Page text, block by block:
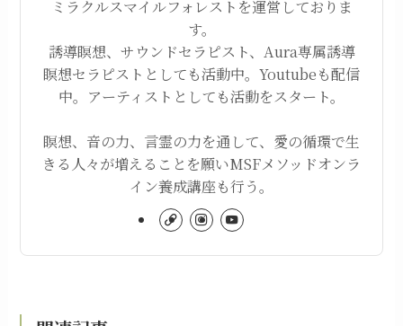
ミラクルスマイルフォレストを運営しておりま
す。
誘導瞑想、サウンドセラピスト、Aura専属誘導
瞑想セラピストとしても活動中。Youtubeも配信
中。アーティストとしても活動をスタート。
瞑想、音の力、言霊の力を通して、愛の循環で生
きる人々が増えることを願いMSFメソッドオンラ
イン養成講座も行う。